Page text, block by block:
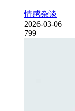
情感杂谈
2026-03-06
799